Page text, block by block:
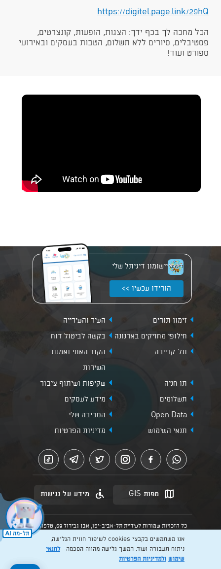
https://digitel.page.link/29hQ​​
הכל מחכה לך בכף ידך: הצגות, הופעות, קונצרטים,
פסטיבלים, סיורים ללא תשלום, הטבות בעסקים ובאירועי
ספורט ועוד!​
יישומון דיגיתל שלי
הורידו עכשיו >>
זימון תורים
העיר והעירייה
חילופי מחזיקים בארנונה
בקשה לביטול דוח
תל-קריירה
הקוד האתי ואמנת
השירות
תו חניה
שקיפות ושיתוף ציבור
תשלומים
מידע לעסקים
Open Data
הסביבה שלי
תנאי השימוש
מדיניות הפרטיות
מפות GIS מידע על נגישות
כל הזכויות שמורות לעיריית תל-אביב-יפו, אבן גבירול 69, טלפון:
הנוסח המחייב הוא זה הקבוע בהוראות הדין הרלוונטיות כפי שתהיינה
בתוקף מעת לעת
Created by: Layer. Digital studio
אנו משתמשים בקבצי cookies לשיפור חווית הגלישה,
ניתוח תעבורה ועוד. המשך גלישה מהווה הסכמהלתנאי
שימוש ולמדיניות הפרטיות